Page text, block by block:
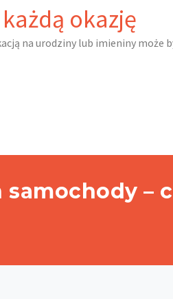
okazję
na urodziny lub imieniny
–